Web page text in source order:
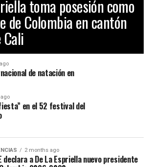
a la Gobernación Del tolima, La
a Cristian Torres jefe de prensa y
de la alcaldia, Mauricio Hernandez Cala
de Ibague y a todo ese gran grupo
diferentes áreas que con su
y arduo trabajo mantienen
Ibaguereño.
toma posesión como
de Colombia en cantón
de natación en
en el 52 festival del
2 months ago
declara a De La Espriella nuevo presidente